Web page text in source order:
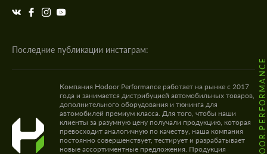
Последние публикации инстаграм:
@HODOOR.PERFORMANCE
Компания Hodoor Performance работает на рынке с 2017
года и занимается дистрибуцией автомобильных товаров,
дополнительного оборудования и тюнинга для
автомобилей премиум класса. Для того, чтобы наши
клиенты за разумную цену получали продукцию, которая
превосходит аналогичную по качеству, наша компания
постоянно совершенствует, тестирует и разрабатывает
новые ассортиментные предложения. Продукция